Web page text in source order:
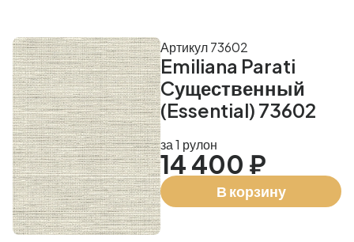
Emiliana Parati
Cущественный
(Essential) 73602
Артикул 73602
за 1 рулон
14 400 ₽
В корзину